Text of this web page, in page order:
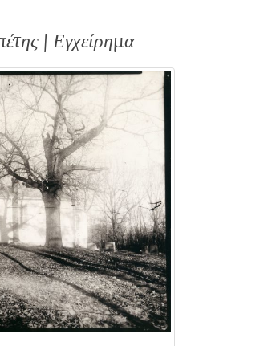
| Εγχείρημα